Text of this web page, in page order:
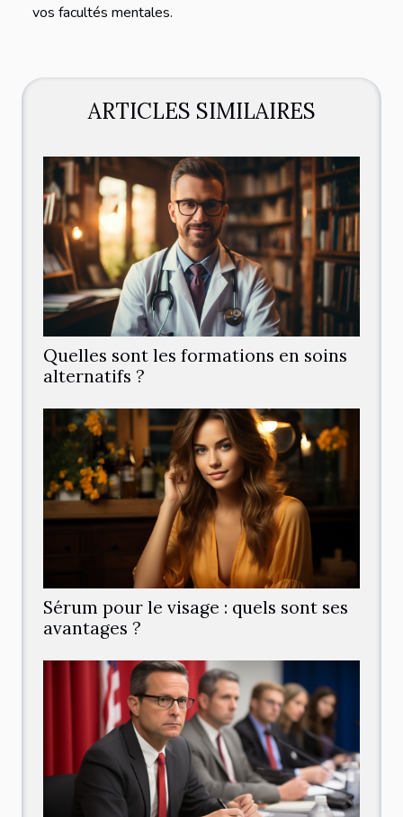
vos facultés mentales.
ARTICLES SIMILAIRES
Quelles sont les formations en soins
alternatifs ?
Sérum pour le visage : quels sont ses
avantages ?